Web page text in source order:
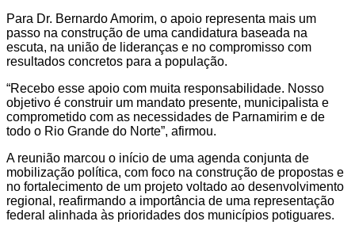
Para Dr. Bernardo Amorim, o apoio representa mais um
passo na construção de uma candidatura baseada na
escuta, na união de lideranças e no compromisso com
resultados concretos para a população.
“Recebo esse apoio com muita responsabilidade. Nosso
objetivo é construir um mandato presente, municipalista e
comprometido com as necessidades de Parnamirim e de
todo o Rio Grande do Norte”, afirmou.
A reunião marcou o início de uma agenda conjunta de
mobilização política, com foco na construção de propostas e
no fortalecimento de um projeto voltado ao desenvolvimento
regional, reafirmando a importância de uma representação
federal alinhada às prioridades dos municípios potiguares.